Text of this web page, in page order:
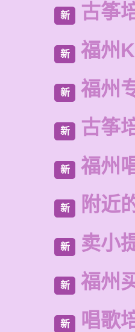
新 古筝
新 福州
新 福州
新 古筝
新 福州
新 附近
新 卖小
新 福州
新 唱歌